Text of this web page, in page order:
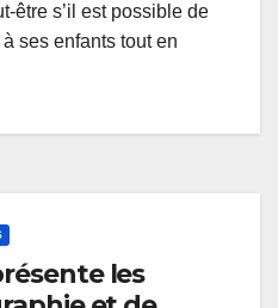
être s’il est possible de
ses enfants tout en
les